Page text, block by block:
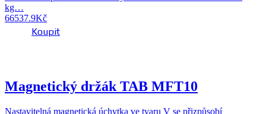
kg…
66537.9Kč
Koupit
Magnetický držák TAB MFT10
Nastavitelná magnetická úchytka ve tvaru V se přizpůsobí